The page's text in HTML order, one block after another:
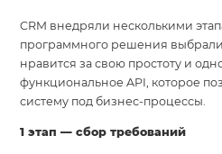
CRM внедряли несколькими
программного решения выбрали
нравится за свою простоту и
функциональное API, которое
систему под бизнес-процессы.
1 этап — сбор требований